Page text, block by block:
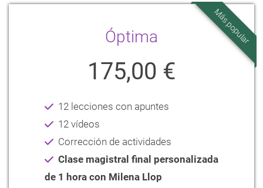
Óptima Más popular
175,00 €
12 lecciones con apuntes
12 vídeos
Corrección de actividades
Clase magistral final personalizada
de 1 hora con Milena Llop